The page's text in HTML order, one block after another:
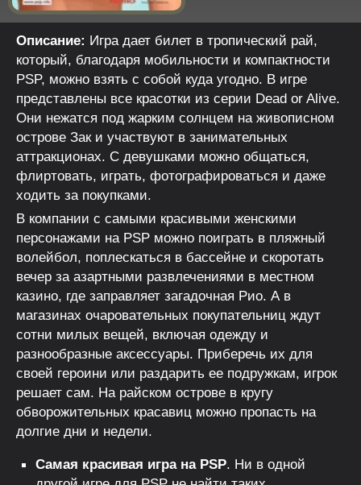
Описание: Игра дает билет в тропический рай,
который, благодаря мобильности и компактности
PSP, можно взять с собой куда угодно. В игре
представлены все красотки из серии Dead or Alive.
Они нежатся под жарким солнцем на живописном
острове Зак и участвуют в занимательных
аттракционах. С девушками можно общаться,
флиртовать, играть, фотографироваться и даже
ходить за покупками.
В компании с самыми красивыми женскими
персонажами на PSP можно поиграть в пляжный
волейбол, поплескаться в бассейне и скоротать
вечер за азартными развлечениями в местном
казино, где заправляет загадочная Рио. А в
магазинах очаровательных покупательниц ждут
сотни милых вещей, включая одежду и
разнообразные аксессуары. Приберечь их для
своей героини или раздарить ее подружкам, игрок
решает сам. На райском острове в кругу
обворожительных красавиц можно пропасть на
долгие дни и недели.
Самая красивая игра на PSP. Ни в одной